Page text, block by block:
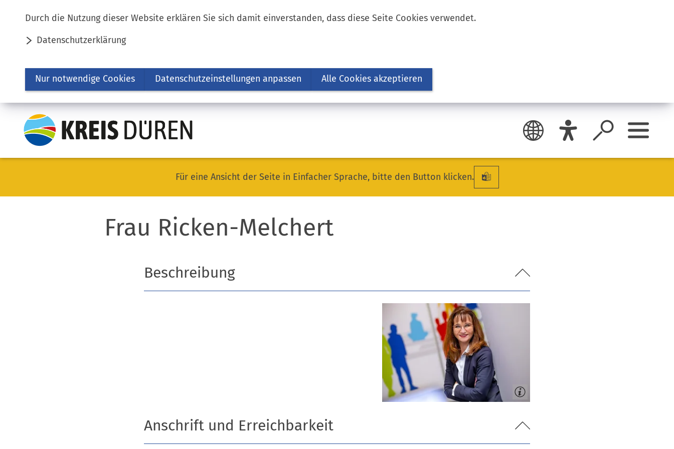
Durch die Nutzung dieser Website erklären Sie sich damit einverstanden, dass diese Seite Cookies verwendet.
Datenschutzerklärung
Nur notwendige Cookies Datenschutzeinstellungen anpassen Alle Cookies akzeptieren
Inhalt anspringen
Für eine Ansicht der Seite in Einfacher Sprache, bitte den Button klicken.
Frau Ricken-Melchert
Beschreibung
Anschrift und Erreichbarkeit